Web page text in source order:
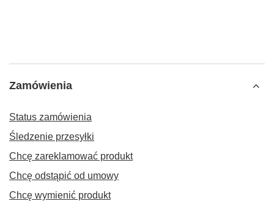
Zamówienia
Status zamówienia
Śledzenie przesyłki
Chcę zareklamować produkt
Chcę odstąpić od umowy
Chcę wymienić produkt